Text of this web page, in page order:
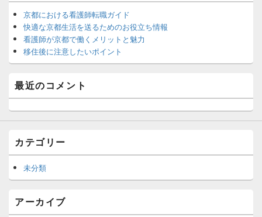
京都における看護師転職ガイド
快適な京都生活を送るためのお役立ち情報
看護師が京都で働くメリットと魅力
移住後に注意したいポイント
最近のコメント
カテゴリー
未分類
アーカイブ